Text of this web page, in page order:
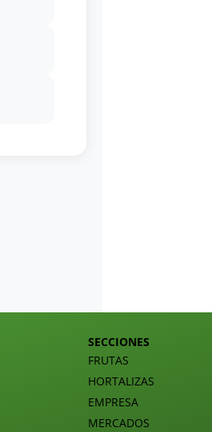
SECCIONES
FRUTAS
HORTALIZAS
EMPRESA
MERCADOS